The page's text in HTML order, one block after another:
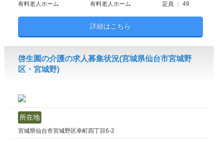
有料老人ホーム
有料老人ホーム 定員 ： 49
詳細はこちら
啓生園の介護の求人募集状況(宮城県仙台市宮城野
区・宮城野)
所在地
宮城県仙台市宮城野区幸町四丁目6-2